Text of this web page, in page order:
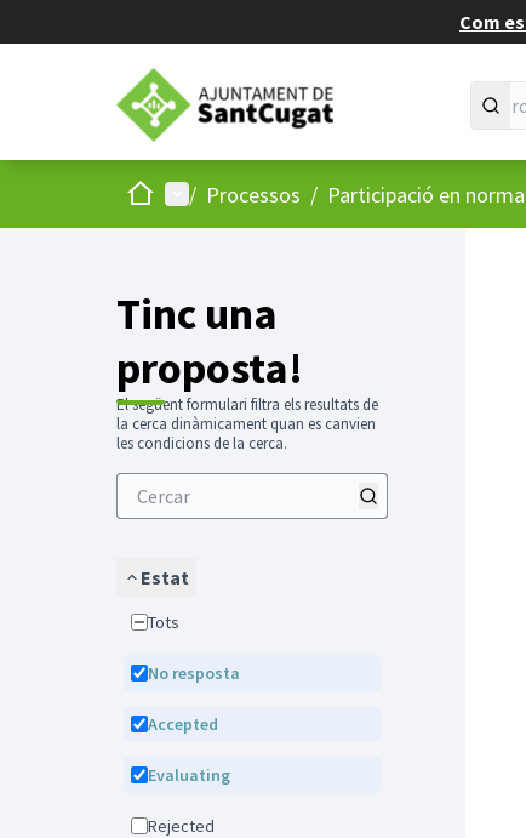
Com
Inici Menú principal
/ Processos / Participació en
Tinc una
proposta!
El següent formulari filtra els resultats de
la cerca dinàmicament quan es canvien
les condicions de la cerca.
Estat
Tots
No resposta
Accepted
Evaluating
Rejected